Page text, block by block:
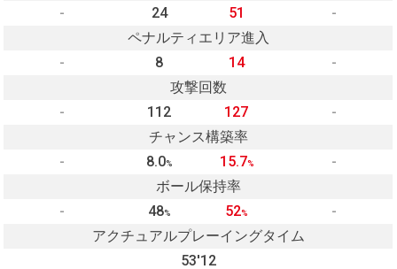
-
24 51
-
ペナルティエリア進入
-
8 14
-
攻撃回数
-
112 127
-
チャンス構築率
-
8.0% 15.7%
-
ボール保持率
-
48% 52%
-
アクチュアルプレーイングタイム
53'12